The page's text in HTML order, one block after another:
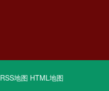
RSS地图 HTML地图